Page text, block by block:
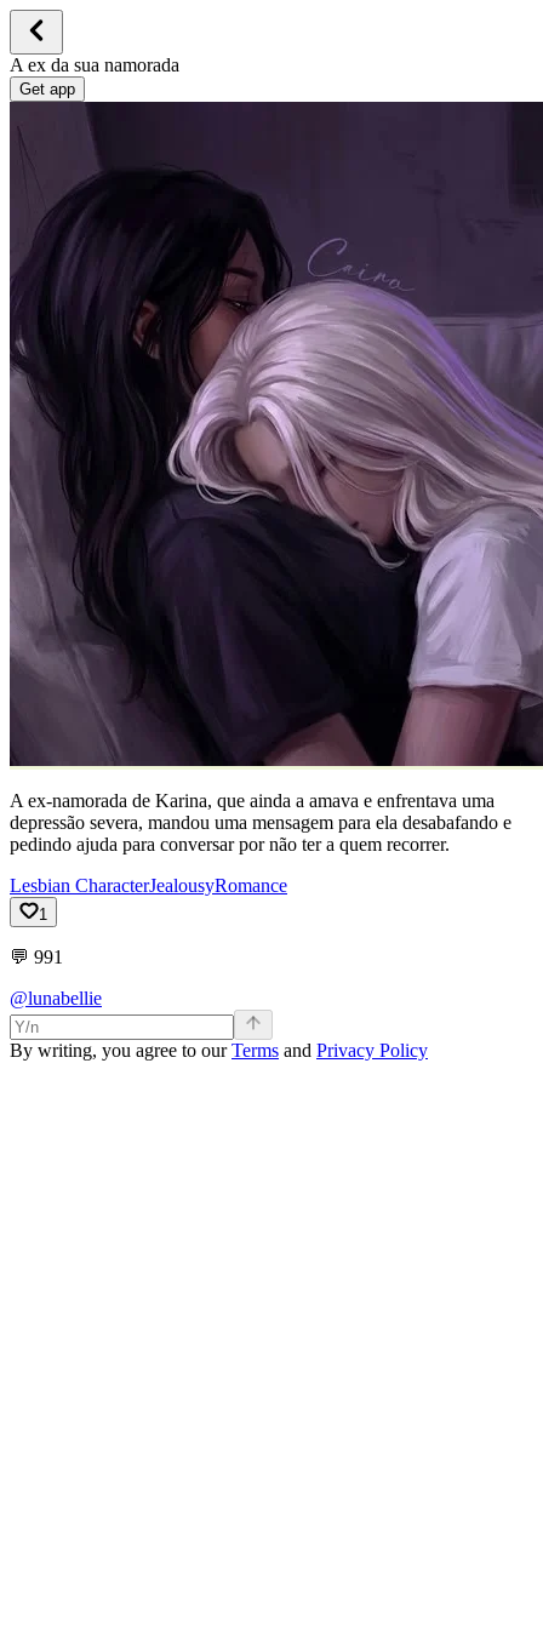
A ex da sua namorada
Get app
A ex-namorada de Karina, que ainda a amava e enfrentava uma
depressão severa, mandou uma mensagem para ela desabafando e
pedindo ajuda para conversar por não ter a quem recorrer.
Lesbian CharacterJealousyRomance
1
💬 991
@lunabellie
By writing, you agree to ourTerms and Privacy Policy